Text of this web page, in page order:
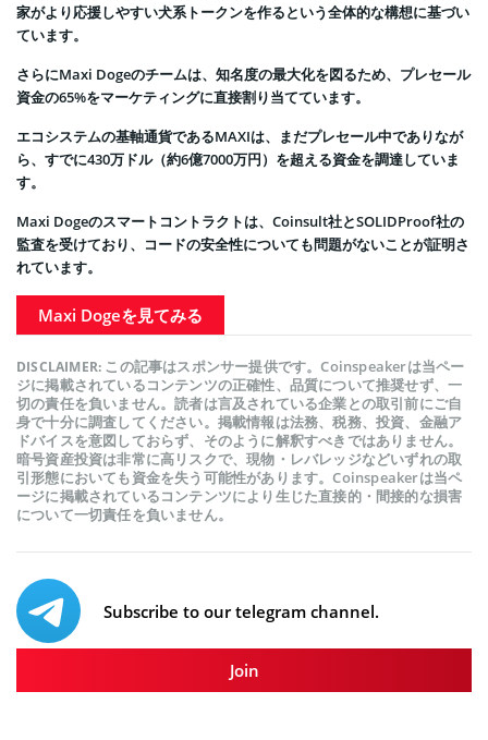
家がより応援しやすい犬系トークンを作るという全体的な構想に基づい
ています。
さらにMaxi Dogeのチームは、知名度の最大化を図るため、プレセール
資金の65%をマーケティングに直接割り当てています。
エコシステムの基軸通貨であるMAXIは、まだプレセール中でありなが
ら、すでに430万ドル（約6億7000万円）を超える資金を調達していま
す。
Maxi Dogeのスマートコントラクトは、Coinsult社とSOLIDProof社の
監査を受けており、コードの安全性についても問題がないことが証明さ
れています。
Maxi Dogeを見てみる
DISCLAIMER: この記事はスポンサー提供です。Coinspeakerは当ペー
ジに掲載されているコンテンツの正確性、品質について推奨せず、一
切の責任を負いません。読者は言及されている企業との取引前にご自
身で十分に調査してください。掲載情報は法務、税務、投資、金融ア
ドバイスを意図しておらず、そのように解釈すべきではありません。
暗号資産投資は非常に高リスクで、現物・レバレッジなどいずれの取
引形態においても資金を失う可能性があります。Coinspeakerは当ペ
ージに掲載されているコンテンツにより生じた直接的・間接的な損害
について一切責任を負いません。
Subscribe to our telegram channel.
Join